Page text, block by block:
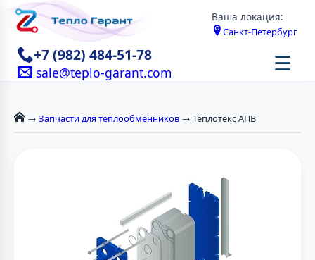
Ваша локация:
Санкт-Петербург
+7 (982) 484-51-78
sale@teplo-garant.com ☰
→ Запчасти для теплообменников → Теплотекс АПВ